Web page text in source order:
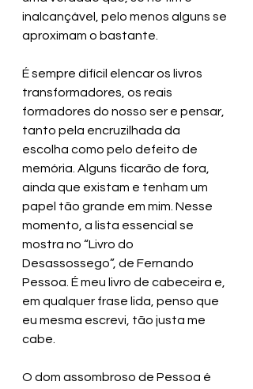
inalcançável, pelo menos alguns se
aproximam o bastante.
É sempre difícil elencar os livros
transformadores, os reais
formadores do nosso ser e pensar,
tanto pela encruzilhada da
escolha como pelo defeito de
memória. Alguns ficarão de fora,
ainda que existam e tenham um
papel tão grande em mim. Nesse
momento, a lista essencial se
mostra no “Livro do
Desassossego”, de Fernando
Pessoa. É meu livro de cabeceira e,
em qualquer frase lida, penso que
eu mesma escrevi, tão justa me
cabe.
O dom assombroso de Pessoa é